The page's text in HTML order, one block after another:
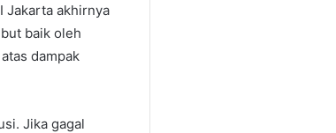
Jakarta akhirnya
baik oleh
dampak
Jika gagal